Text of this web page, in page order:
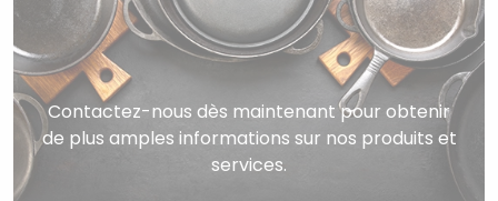
Contactez-nous dès maintenant pour obtenir
de plus amples informations sur nos produits et
services.